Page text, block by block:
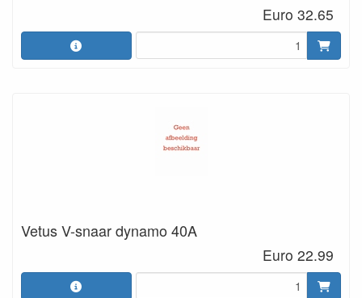
Euro 32.65
Vetus V-snaar dynamo 40A
Euro 22.99